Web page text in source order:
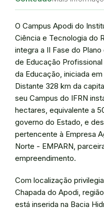
O Campus Apodi do
Ciência e Tecnologia do
integra a II Fase do
de Educação
da Educação, iniciada em
Distante 328 km da
seu Campus do IFRN
hectares, equivalente a
governo do Estado, e
pertencente à Empresa
Norte - EMPARN,
empreendimento.
Com localização
Chapada do Apodi,
está inserida na Bacia